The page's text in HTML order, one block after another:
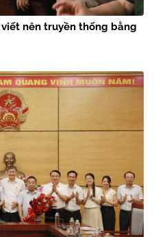
nên truyền thống bằng